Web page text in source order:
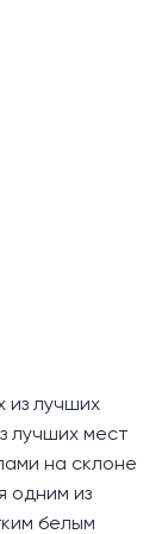
навесом
На этом
с
может
из лучших
лучших мест
на склоне
одним из
белым